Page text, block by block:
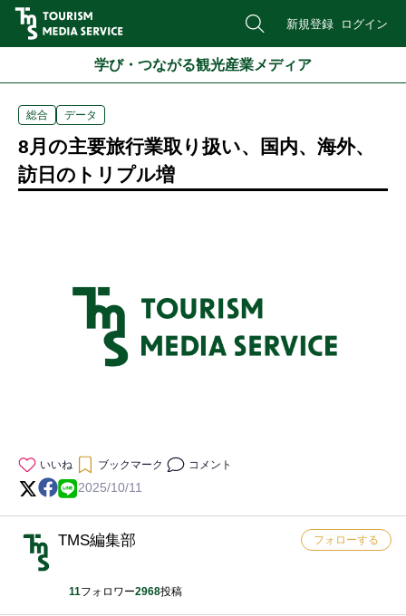
新規登録 ログイン
学び・つながる観光産業メディア
総合 データ
8月の主要旅行業取り扱い、国内、海外、
訪日のトリプル増
いいね ブックマーク コメント
2025/10/11
TMS編集部
11フォロワー2968投稿
フォローする